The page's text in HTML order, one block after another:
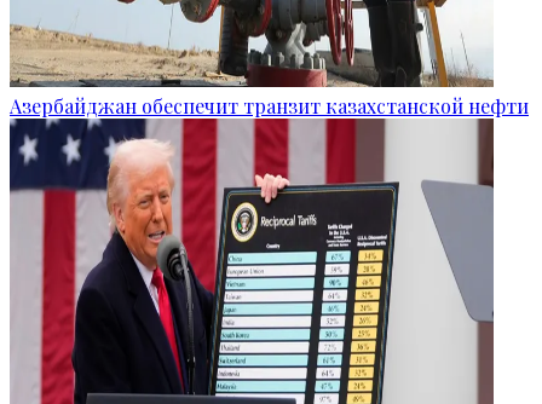
Азербайджан обеспечит транзит казахстанской нефти